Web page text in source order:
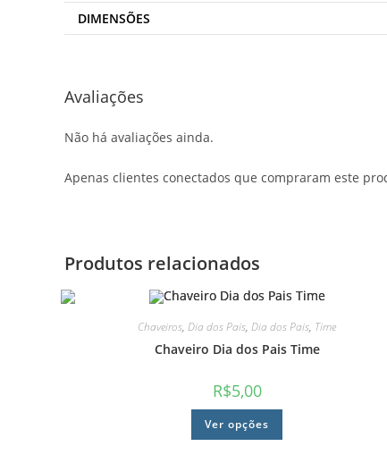
DIMENSÕES
Avaliações
Não há avaliações ainda.
Apenas clientes conectados que compraram este
Produtos relacionados
Chaveiros,Dia dos Pais,Dia dos Pais, Time
Chaveiro Dia dos Pais Time
R$5,00
Ver opções